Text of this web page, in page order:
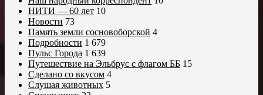
НИТИ — 60 лет 10
Новости 73
Память земли сосновоборской 4
Подробности 1 679
Пульс Города 1 639
Путешествие на Эльбрус с флагом ББ 15
Сделано со вкусом 4
Слушая животных 5